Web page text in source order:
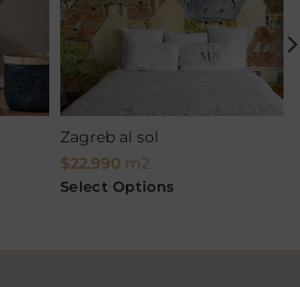
Zagreb al sol
$22.990 m2
Select Options